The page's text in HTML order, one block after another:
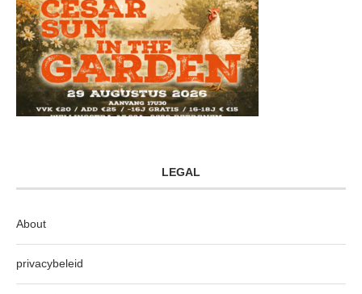
LEGAL
About
privacybeleid